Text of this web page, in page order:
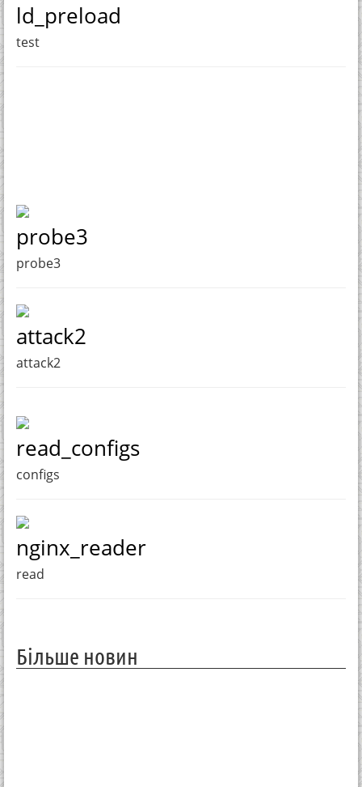
ld_preload
test
probe3
probe3
attack2
attack2
read_configs
configs
nginx_reader
read
Більше новин